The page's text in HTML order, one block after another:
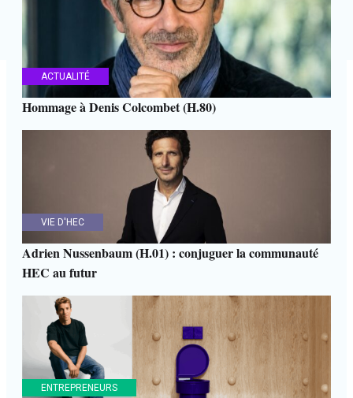
ACTUALITÉ
Hommage à Denis Colcombet (H.80)
VIE D'HEC
Adrien Nussenbaum (H.01) : conjuguer la communauté
HEC au futur
ENTREPRENEURS